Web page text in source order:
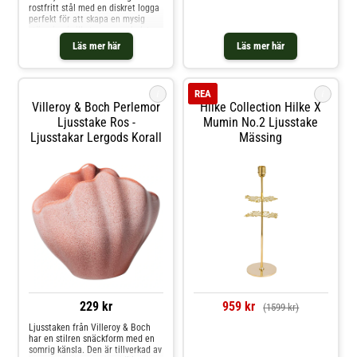
Läs mer här
rostfritt stål med en diskret logga
perfekt för att skapa en mysig
stämning i vilket rum som helst.
Kombinera ljusstaken med ljus
från ester & erik. Om ljusstaken
från ester & erik- Tillverkad av
olika färger.- Diameter: 60 mm.-
storlekar, färger och material för
att skapa din egen personliga stil.
Skötselråd för ljusstaken- Använd
en torr trasa. Shoppa Ljusstakar
hos Royal Design.
Läs mer här
Villeroy & Boch Perlemor
Ljusstake Ros -
Ljusstakar Lergods Korall
229 kr
Ljusstaken från Villeroy & Boch
har en stilren snäckform med en
somrig känsla. Den är tillverkad av
Hilke Collection Hilke X
Mumin No.2 Ljusstake
Mässing
REA
959 kr (1599 kr)